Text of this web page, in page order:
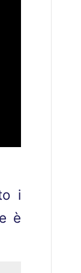
i
è